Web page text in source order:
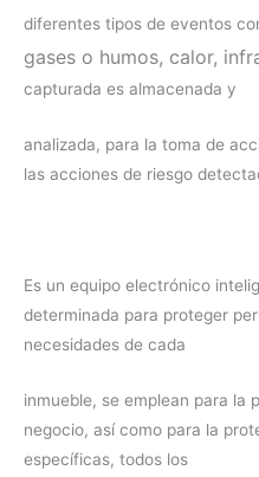
diferentes tipos de eventos
gases o humos, calor, i
capturada es almacenada y
analizada, para la toma de
las acciones de riesgo
Es un equipo electrónico
determinada para proteger
necesidades de cada
inmueble, se emplean para la
negocio, así como para la
específicas, todos los